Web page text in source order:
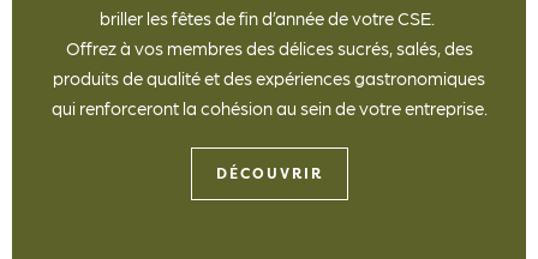
briller les fêtes de fin d’année de votre CSE.
Offrez à vos membres des délices sucrés, salés, des
produits de qualité et des expériences gastronomiques
qui renforceront la cohésion au sein de votre entreprise.
DÉCOUVRIR